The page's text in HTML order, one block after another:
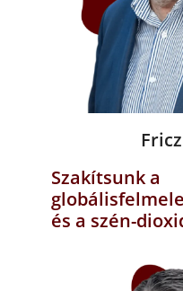
Szakítsunk a
és a szén-